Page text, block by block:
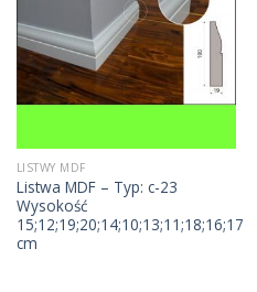
LISTWY MDF
Listwa MDF – Typ: c-23
Wysokość
15;12;19;20;14;10;13;11;18;16;17
cm